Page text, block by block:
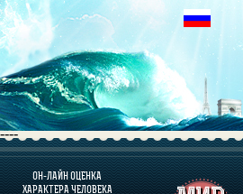
----
ОН-ЛАЙН ОЦЕНКА
ХАРАКТЕРА ЧЕЛОВЕКА
О ПРОГРАММЕ